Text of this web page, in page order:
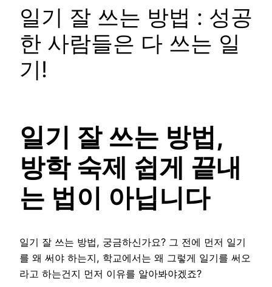
일기 잘 쓰는 방법 : 성공
한 사람들은 다 쓰는 일
기!
일기 잘 쓰는 방법,
방학 숙제 쉽게 끝내
는 법이 아닙니다
일기 잘 쓰는 방법, 궁금하신가요? 그 전에 먼저 일기
를 왜 써야 하는지, 학교에서는 왜 그렇게 일기를 써오
라고 하는건지 먼저 이유를 알아봐야겠죠?